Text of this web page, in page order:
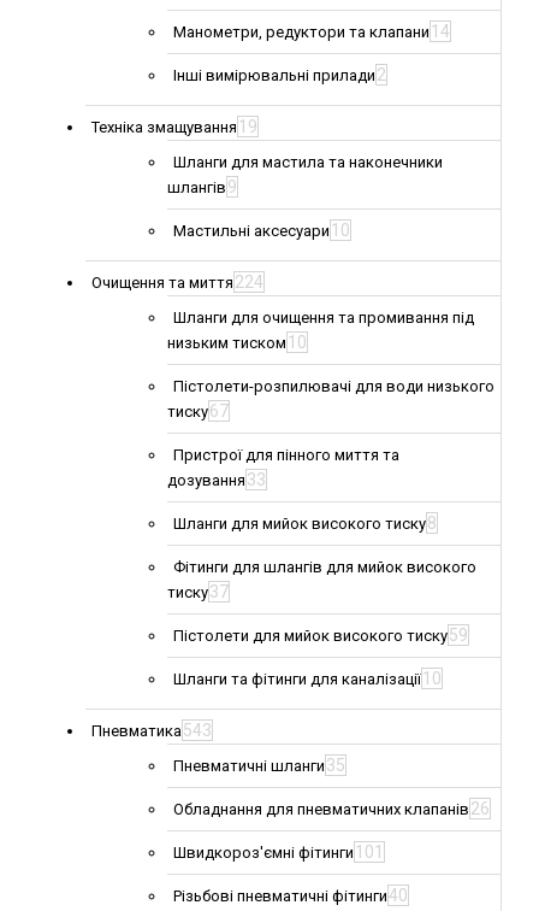
Манометри, редуктори та клапани 14
Інші вимірювальні прилади 2
Техніка змащування 19
Шланги для мастила та наконечники
шлангів 9
Мастильні аксесуари 10
Очищення та миття 224
Шланги для очищення та промивання під
низьким тиском 10
Пістолети-розпилювачі для води низького
тиску67
Пристрої для пінного миття та
дозування 33
Шланги для мийок високого тиску8
Фітинги для шлангів для мийок високого
тиску37
Пістолети для мийок високого тиску59
Шланги та фітинги для каналізації 10
Пневматика543
Пневматичні шланги 35
Обладнання для пневматичних клапанів 26
Швидкороз'ємні фітинги 101
Різьбові пневматичні фітинги40